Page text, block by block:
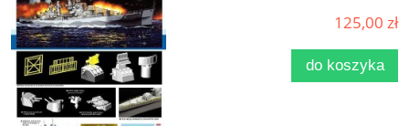
125,00 zł
do koszyka